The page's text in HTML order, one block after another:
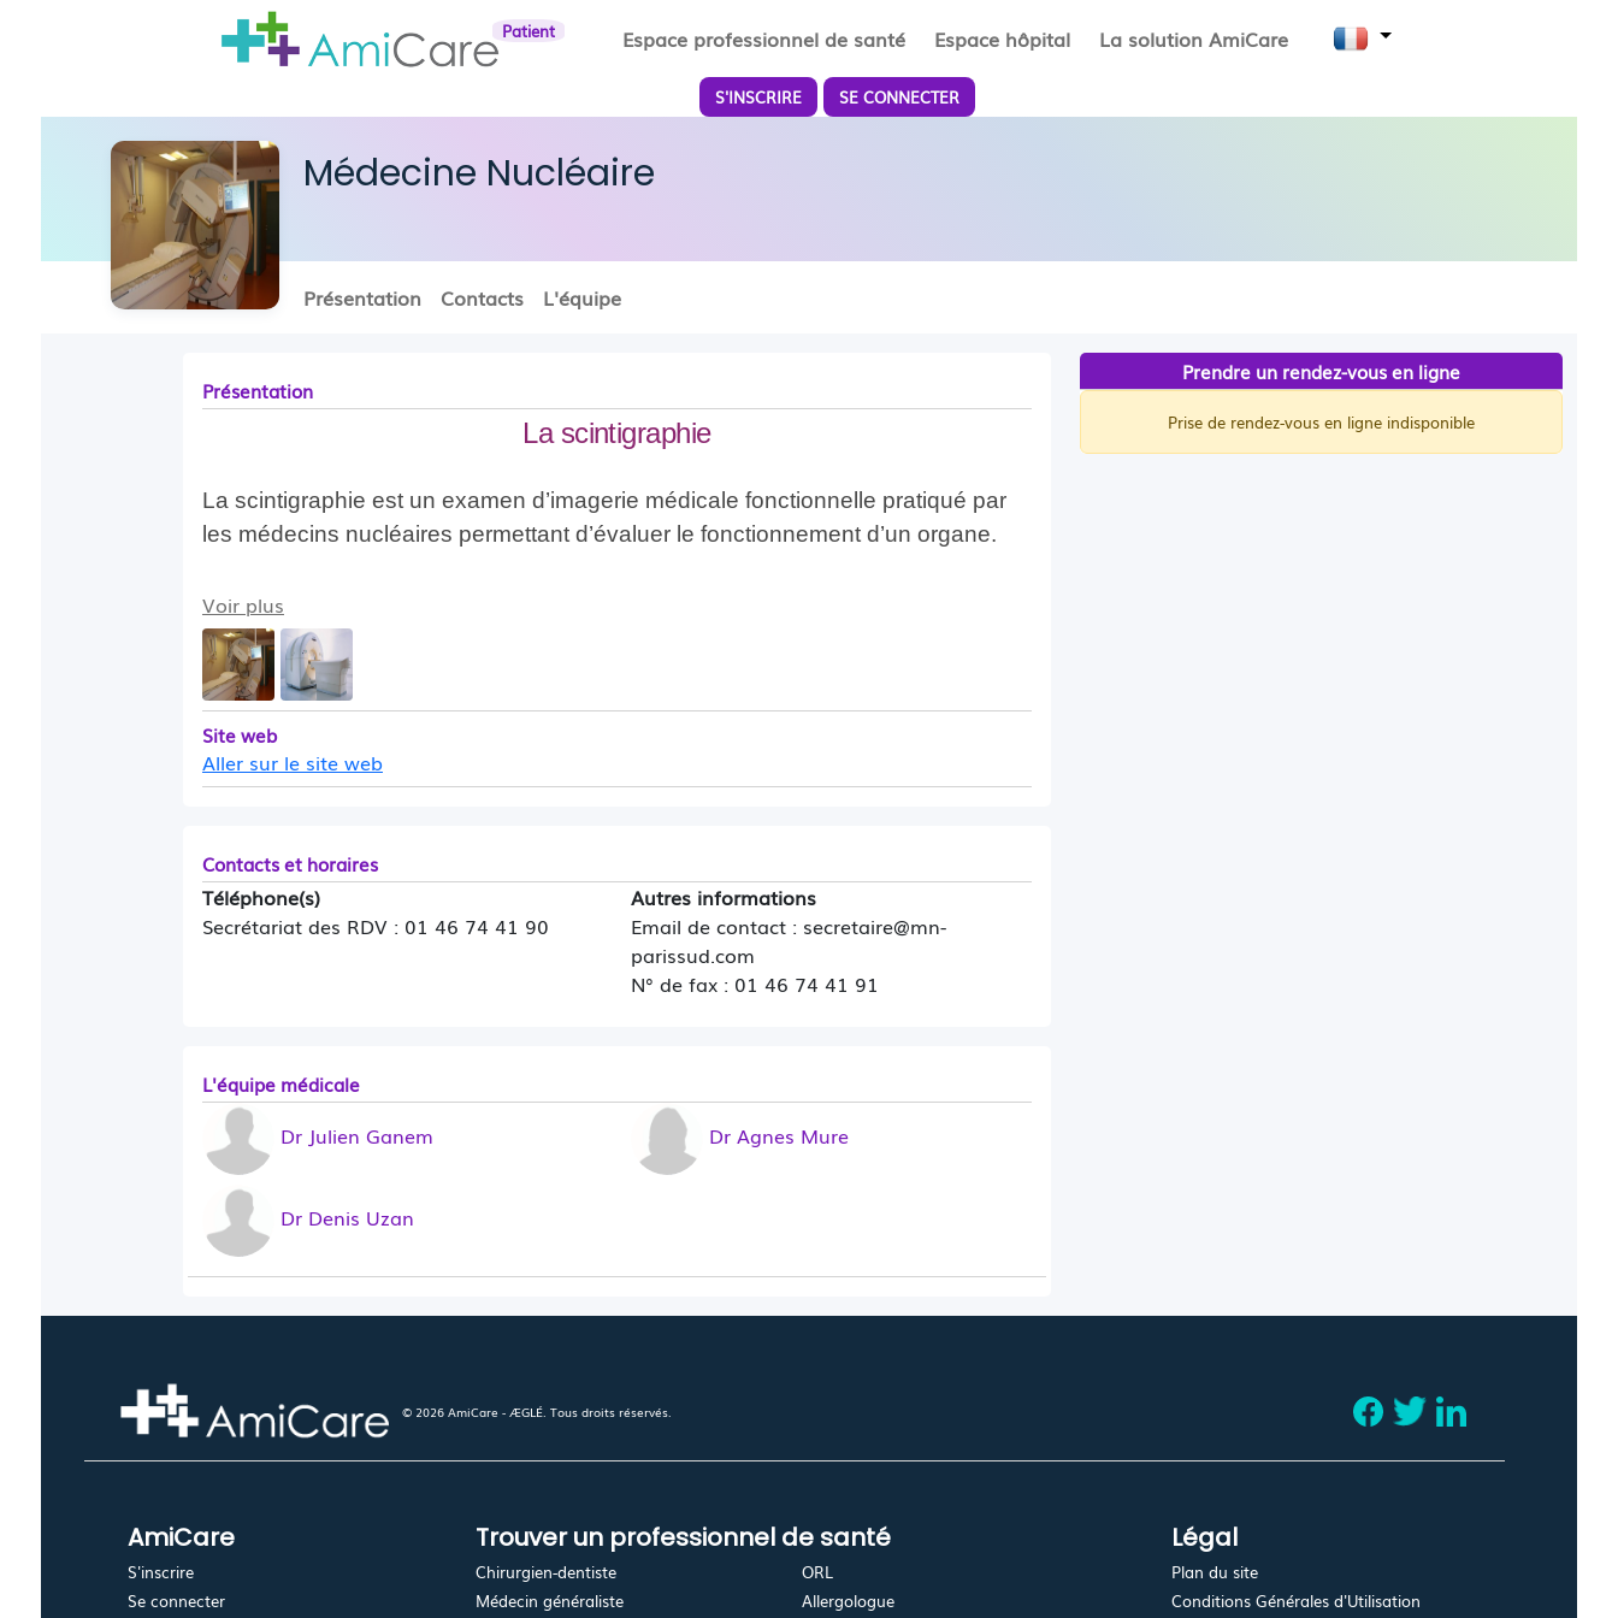
Patient Espace professionnel de santé Espace hôpital La solution AmiCare
S'INSCRIRE SE CONNECTER
Médecine Nucléaire
Présentation Contacts L'équipe
Présentation
La scintigraphie
La scintigraphie est un examen d’imagerie médicale fonctionnelle pratiqué par
les médecins nucléaires permettant d’évaluer le fonctionnement d’un organe.
Tomographie par émission de positons (TEP)
La TEP, (PET en anglais), est une méthode d’imagerie médicale pratiquée par
les médecins nucléaires permettant de mesurer en trois dimensions une activité
Voir plus
Site web
Aller sur le site web
Contacts et horaires
Téléphone(s)
Secrétariat des RDV : 01 46 74 41 90
Autres informations
Email de contact : secretaire@mn-
parissud.com
N° de fax : 01 46 74 41 91
L'équipe médicale
Dr Julien Ganem Dr Agnes Mure
Dr Denis Uzan
Prendre un rendez-vous en ligne
Prise de rendez-vous en ligne indisponible
© 2026 AmiCare - ÆGLÉ. Tous droits réservés.
AmiCare
S'inscrire
Se connecter
Trouver un professionnel de santé
Chirurgien-dentiste
Médecin généraliste
ORL
Allergologue
Légal
Plan du site
Conditions Générales d'Utilisation